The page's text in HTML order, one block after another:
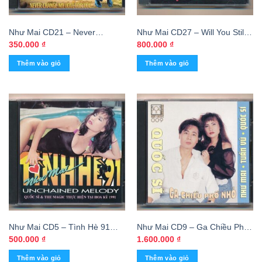
Như Mai CD21 – Never
Change My Love For You –
Duy Tường (KGTUS)
350.000 ₫
Thêm vào giỏ
Như Mai CD27 – Will You Still
Love Me Tomorrow – Duy
Tường – Elaine (3 Góc)
KGTUS – cái
800.000 ₫
Thêm vào giỏ
Như Mai CD5 – Tình Hè 91
(Unchained Melody) (KGTUS)
500.000 ₫
Thêm vào giỏ
Như Mai CD9 – Ga Chiều Phố
Nhỏ – Như Mai – Tuấn Vũ –
Quốc Sĩ (Phôi Khắc) KGTUS –
1.600.000 ₫
Thêm vào giỏ